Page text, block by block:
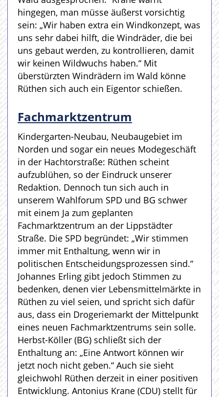
hingegen, man müsse äußerst vorsichtig
sein: „Wir haben extra ein Windkonzept, was
uns sehr dabei hilft, die Windräder, die bei
uns gebaut werden, zu kontrollieren, damit
wir keinen Wildwuchs haben.“ Mit
überstürzten Windrädern im Wald könne
Rüthen sich auch ein Eigentor schießen.
Fachmarktzentrum
Kindergarten-Neubau, Neubaugebiet im
Norden und sogar ein neues Modegeschäft
in der Hachtorstraße: Rüthen scheint
aufzublühen, so der Eindruck unserer
Redaktion. Dennoch tun sich auch in
unserem Wahlforum SPD und BG schwer
mit einem Ja zum geplanten
Fachmarktzentrum an der Lippstädter
Straße. Die SPD begründet: „Wir stimmen
immer mit Enthaltung, wenn wir in
politischen Entscheidungsprozessen sind.“
Johannes Erling gibt jedoch Stimmen zu
bedenken, denen vier Lebensmittelmärkte in
Rüthen zu viel seien, und spricht sich dafür
aus, dass ein Drogeriemarkt der Mittelpunkt
eines neuen Fachmarktzentrums sein solle.
Herbst-Köller (BG) schließt sich der
Enthaltung an: „Eine Antwort können wir
jetzt noch nicht geben.“ Auch sie sieht
gleichwohl Rüthen derzeit in einer positiven
Entwicklung. Antonius Krane (CDU) stellt für